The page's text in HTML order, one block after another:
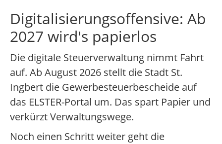
Digitalisierungsoffensive: Ab
2027 wird's papierlos
Die digitale Steuerverwaltung nimmt Fahrt
auf. Ab August 2026 stellt die Stadt St.
Ingbert die Gewerbesteuerbescheide auf
das ELSTER-Portal um. Das spart Papier und
verkürzt Verwaltungswege.
Noch einen Schritt weiter geht die